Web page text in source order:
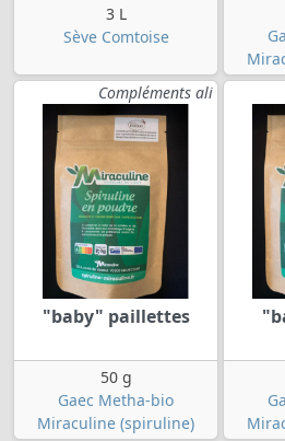
3 L
Sève Comtoise
Compléments ali
"baby" paillettes
50 g
Gaec Metha-bio
Miraculine (spiruline)